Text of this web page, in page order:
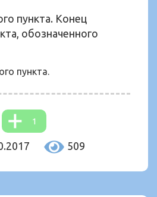
пункта. Конец
обозначенного
1
509